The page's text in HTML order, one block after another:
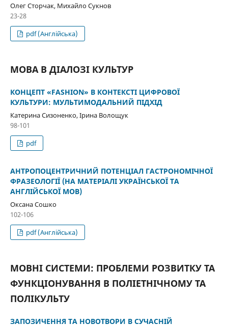
Олег Сторчак, Михайло Сукнов
23-28
pdf (Англійська)
МОВА В ДІАЛОЗІ КУЛЬТУР
КОНЦЕПТ «FASHION» В КОНТЕКСТІ ЦИФРОВОЇ
КУЛЬТУРИ: МУЛЬТИМОДАЛЬНИЙ ПІДХІД
Катерина Сизоненко, Ірина Волощук
98-101
pdf
АНТРОПОЦЕНТРИЧНИЙ ПОТЕНЦІАЛ ГАСТРОНОМІЧНОЇ
ФРАЗЕОЛОГІЇ (НА МАТЕРІАЛІ УКРАЇНСЬКОЇ ТА
АНГЛІЙСЬКОЇ МОВ)
Оксана Сошко
102-106
pdf (Англійська)
МОВНІ СИСТЕМИ: ПРОБЛЕМИ РОЗВИТКУ ТА
ФУНКЦІОНУВАННЯ В ПОЛІЕТНІЧНОМУ ТА
ПОЛІКУЛЬТУ
ЗАПОЗИЧЕННЯ ТА НОВОТВОРИ В СУЧАСНІЙ